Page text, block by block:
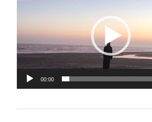
00:00